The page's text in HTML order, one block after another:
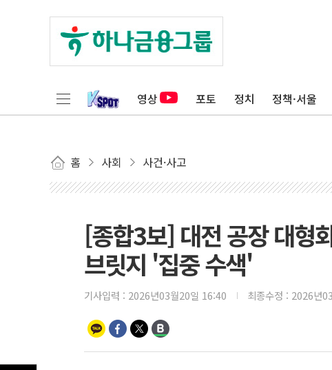
영상 포토 정치 정책·서울
홈 사회 사건·사고
[종합3보] 대전 공장 대형
브릿지 '집중 수색'
기사입력 : 2026년03월20일 16:40 최종수정 : 2026년